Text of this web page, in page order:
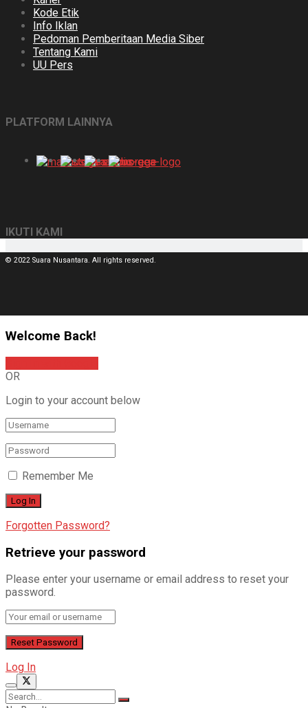
Kode Etik
Info Iklan
Pedoman Pemberitaan Media Siber
Tentang Kami
UU Pers
PLATFORM LAINNYA
IKUTI KAMI
© 2022 Suara Nusantara. All rights reserved.
Welcome Back!
OR
Login to your account below
Remember Me
Forgotten Password?
Retrieve your password
Please enter your username or email address to reset your
password.
Log In